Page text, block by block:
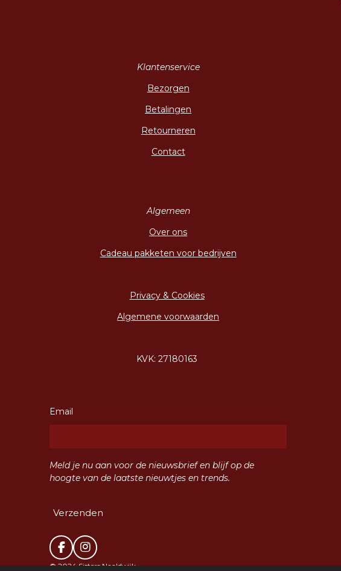
Klantenservice
Bezorgen
Betalingen
Retourneren
Contact
Algemeen
Over ons
Cadeau pakketen voor bedrijven
Privacy & Cookies
Algemene voorwaarden
KVK: 27180163
Email
Meld je nu aan voor de nieuwsbrief en blijf op de
hoogte van de laatste nieuwtjes en trends.
Verzenden
F
a
I
n
© 2024 Sisters Naaldwijk